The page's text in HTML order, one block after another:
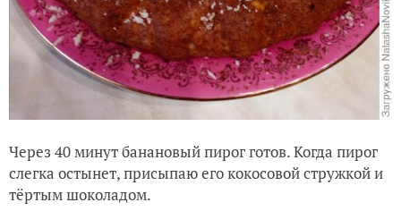
Через 40 минут банановый пирог готов. Когда пирог
слегка остынет, присыпаю его кокосовой стружкой и
тёртым шоколадом.